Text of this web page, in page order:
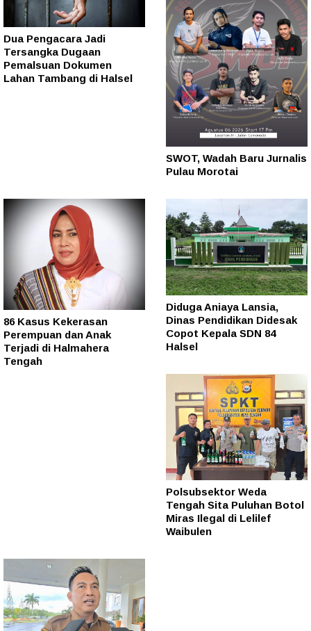
Dua Pengacara Jadi
Tersangka Dugaan
Pemalsuan Dokumen
Lahan Tambang di Halsel
SWOT, Wadah Baru Jurnalis
Pulau Morotai
86 Kasus Kekerasan
Perempuan dan Anak
Terjadi di Halmahera
Tengah
Diduga Aniaya Lansia,
Dinas Pendidikan Didesak
Copot Kepala SDN 84
Halsel
Polsubsektor Weda
Tengah Sita Puluhan Botol
Miras Ilegal di Lelilef
Waibulen